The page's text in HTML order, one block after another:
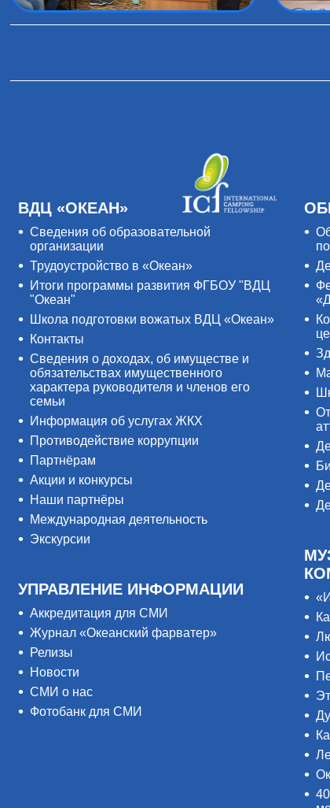
ВДЦ «ОКЕАН»
Сведения об образовательной
организации
Трудоустройство в «Океан»
Итоги программы развития ФГБОУ "ВДЦ
"Океан"
Школа подготовки вожатых ВДЦ «Океан»
Контакты
Сведения о доходах, об имуществе и
обязательствах имущественного
характера руководителя и членов его
семьи
Информация об услугах ЖКХ
Противодействие коррупции
Партнёрам
Акции и конкурсы
Наши партнёры
Международная деятельность
Экскурсии
УПРАВЛЕНИЕ ИНФОРМАЦИИ
Аккредитация для СМИ
Журнал «Океанский фарватер»
Релизы
Новости
СМИ о нас
Фотобанк для СМИ